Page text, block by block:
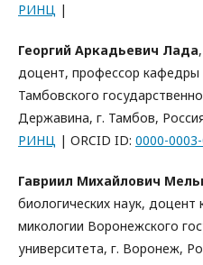
РИНЦ |
Георгий Аркадьевич Лада
доцент, профессор кафедры
Тамбовского
Державина, г. Тамбов,
РИНЦ | ORCID ID: 0000-
Гавриил Михайлович
биологических наук,
микологии Воронежского
университета, г. Воронеж,